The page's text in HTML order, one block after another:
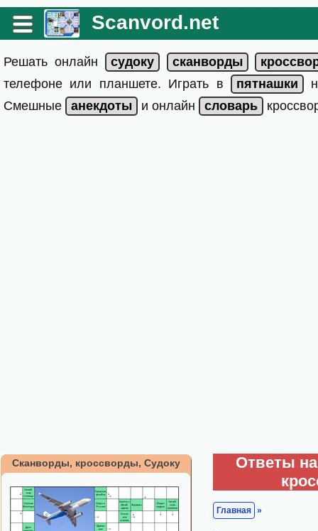
Scanvord.net
Решать онлайн
телефоне или планшете. Играть в
Смешные
и онлайн
Сканворды, кроссворды, Судоку
Ответы
Главная »